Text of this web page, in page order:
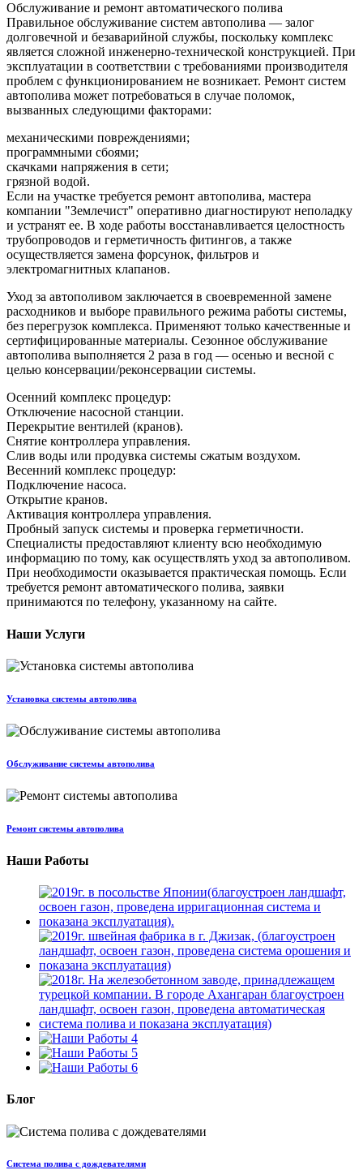
Обслуживание и ремонт автоматического полива
Правильное обслуживание систем автополива — залог
долговечной и безаварийной службы, поскольку комплекс
является сложной инженерно-технической конструкцией. При
эксплуатации в соответствии с требованиями производителя
проблем с функционированием не возникает. Ремонт систем
автополива может потребоваться в случае поломок,
вызванных следующими факторами:
механическими повреждениями;
программными сбоями;
скачками напряжения в сети;
грязной водой.
Если на участке требуется ремонт автополива, мастера
компании "Землечист" оперативно диагностируют неполадку
и устранят ее. В ходе работы восстанавливается целостность
трубопроводов и герметичность фитингов, а также
осуществляется замена форсунок, фильтров и
электромагнитных клапанов.
Уход за автополивом заключается в своевременной замене
расходников и выборе правильного режима работы системы,
без перегрузок комплекса. Применяют только качественные и
сертифицированные материалы. Сезонное обслуживание
автополива выполняется 2 раза в год — осенью и весной с
целью консервации/реконсервации системы.
Осенний комплекс процедур:
Отключение насосной станции.
Перекрытие вентилей (кранов).
Снятие контроллера управления.
Слив воды или продувка системы сжатым воздухом.
Весенний комплекс процедур:
Подключение насоса.
Открытие кранов.
Активация контроллера управления.
Пробный запуск системы и проверка герметичности.
Специалисты предоставляют клиенту всю необходимую
информацию по тому, как осуществлять уход за автополивом.
При необходимости оказывается практическая помощь. Если
требуется ремонт автоматического полива, заявки
принимаются по телефону, указанному на сайте.
Наши Услуги
Установка системы автополива
Обслуживание системы автополива
Ремонт системы автополива
Наши Работы
Блог
Система полива с дождевателями